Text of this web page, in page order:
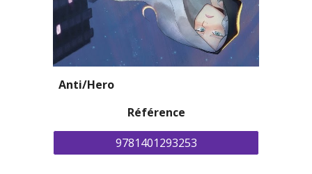
Anti/Hero
Référence
9781401293253